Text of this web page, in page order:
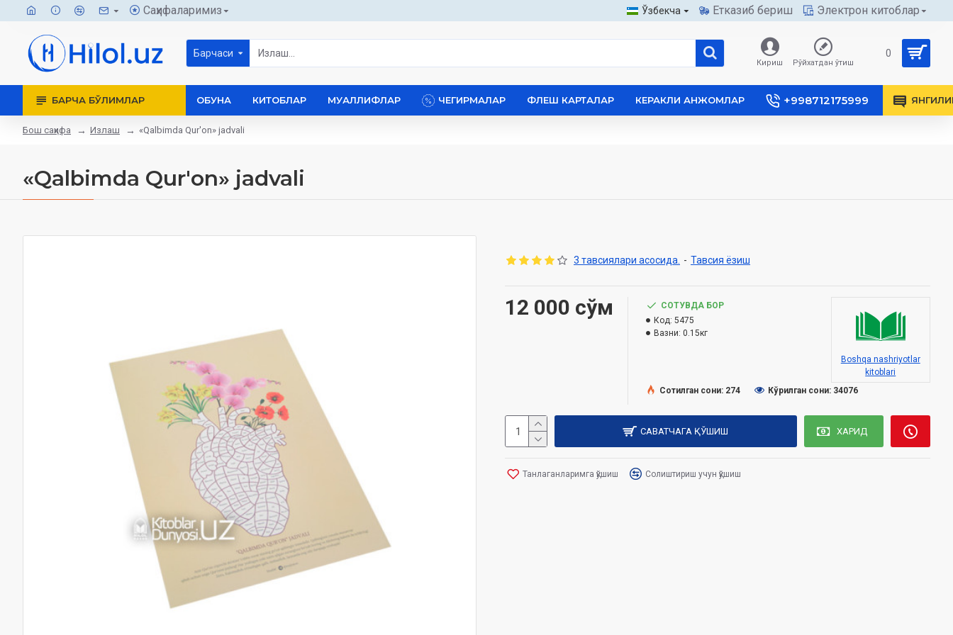
Саҳифаларимиз Ўзбекча Етказиб бериш Электрон китоблар
Барчаси
Кириш Рўйхатдан ўтиш
0
БАРЧА БЎЛИМЛАР ОБУНА КИТОБЛАР МУАЛЛИФЛАР ЧЕГИРМАЛАР ФЛЕШ КАРТАЛАР КЕРАКЛИ АНЖОМЛАР +998712175999
Бош саҳифа Излаш «Qalbimda Qur'on» jadvali
«Qalbimda Qur'on» jadvali
3 тавсиялари асосида. - Тавсия ёзиш
12 000 сўм
СОТУВДА БОР
Код: 5475
Вазни: 0.15кг
Boshqa nashriyotlar
kitoblari
Сотилган сони: 274
Кўрилган сони: 34076
САВАТЧАГА ҚЎШИШ ХАРИД
Танлаганларимга қўшиш Солиштириш учун қўшиш